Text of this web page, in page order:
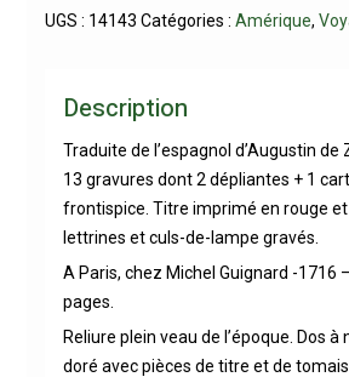
UGS : 14143 Catégories : Amérique,
Description
Traduite de l’espagnol d’Augustin de
13 gravures dont 2 dépliantes + 1
frontispice. Titre imprimé en rouge et
lettrines et culs-de-lampe gravés.
A Paris, chez Michel Guignard -1716
pages.
Reliure plein veau de l’époque. Dos
doré avec pièces de titre et de